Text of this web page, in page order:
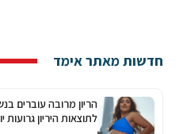
חדשות מאתר אימד
הריון מרובה עוברים
לתוצאות היריון גרועות